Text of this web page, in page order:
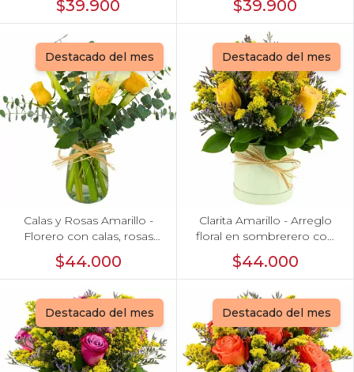
astromelias morado e
hypericum
$39.900
astromelias e hypericum
$39.900
Destacado del mes
Calas y Rosas Amarillo -
Florero con calas, rosas
amarillo y eucaliptus dolar
$44.000
Destacado del mes
Clarita Amarillo - Arreglo
floral en sombrerero con
rosas amarillo, limonium y
vara de oro
$44.000
Destacado del mes Destacado del mes